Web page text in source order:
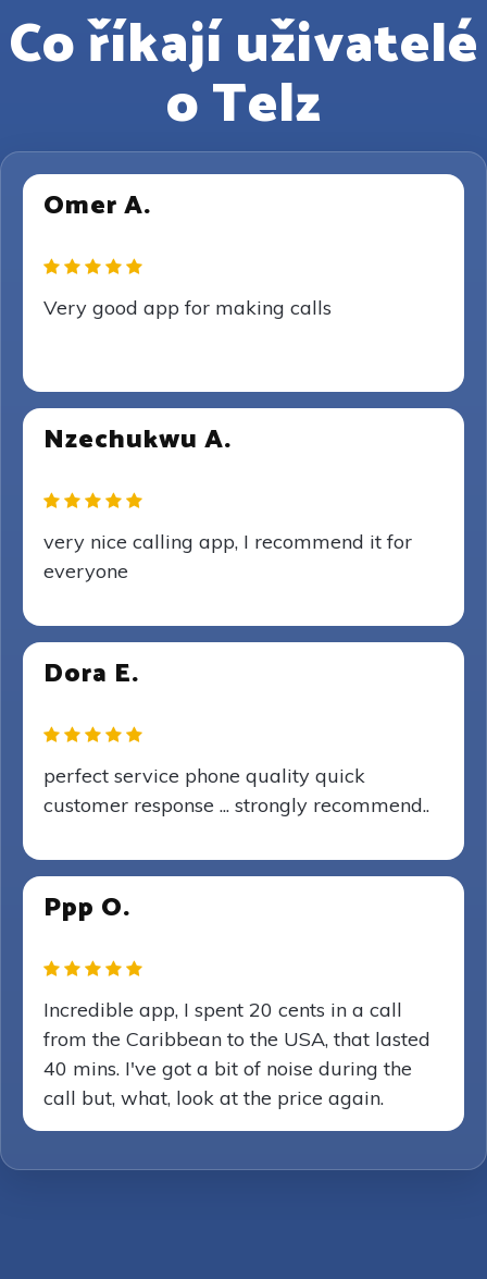
Co říkají uživatelé
o Telz
Omer A.
Very good app for making calls
Nzechukwu A.
very nice calling app, I recommend it for
everyone
Dora E.
perfect service phone quality quick
customer response ... strongly recommend..
Ppp O.
Incredible app, I spent 20 cents in a call
from the Caribbean to the USA, that lasted
40 mins. I've got a bit of noise during the
call but, what, look at the price again.